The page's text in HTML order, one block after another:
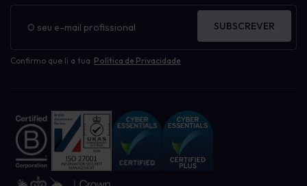
informativo
Confirmo que li a tua Política de Privacidade
SUBSCREVER